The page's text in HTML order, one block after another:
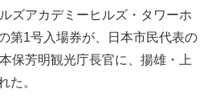
ズアカデミーヒルズ・タワーホ
第1号入場券が、日本市民代表の
保芳明観光庁長官に、揚雄・上
た。